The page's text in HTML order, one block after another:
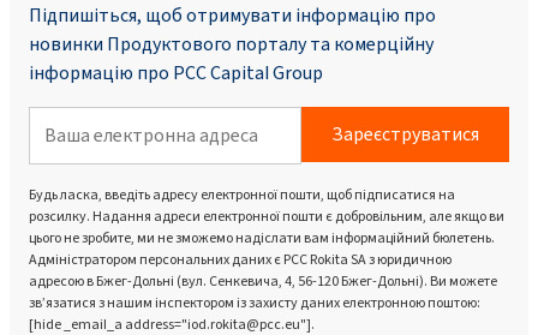
Підпишіться, щоб отримувати інформацію про
новинки Продуктового порталу та комерційну
інформацію про PCC Capital Group
Зареєструватися
Будь ласка, введіть адресу електронної пошти, щоб підписатися на
розсилку. Надання адреси електронної пошти є добровільним, але якщо ви
цього не зробите, ми не зможемо надіслати вам інформаційний бюлетень.
Адміністратором персональних даних є PCC Rokita SA з юридичною
адресою в Бжег-Дольні (вул. Сенкевича, 4, 56-120 Бжег-Дольні). Ви можете
зв’язатися з нашим інспектором із захисту даних електронною поштою:
[hide _email_a address="iod.rokita@pcc.eu"].